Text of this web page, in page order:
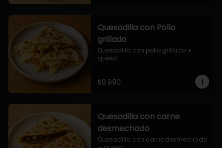
Quesadilla con Pollo
grillado
Quesadilla con pollo grillado +
queso.
$8.990
Quesadilla con carne
desmechada
Quesadilla con carne desmechada